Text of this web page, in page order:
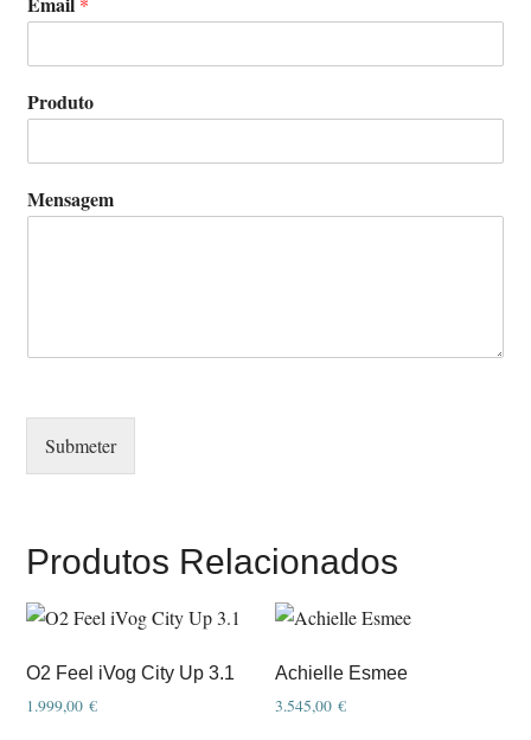
Produto
Mensagem
Submeter
Produtos Relacionados
O2 Feel iVog City Up 3.1
1.999,00€
Achielle Esmee
3.545,00€